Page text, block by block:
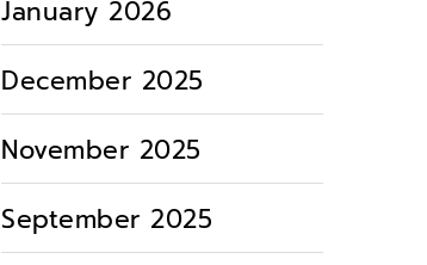
January 2026
December 2025
November 2025
September 2025